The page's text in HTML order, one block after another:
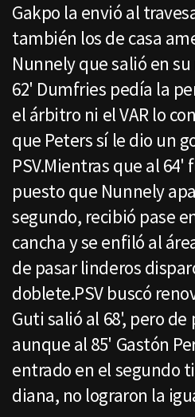
Gakpo la envió al
también los de casa
Nunnely que salió en
62' Dumfries pedía la
el árbitro ni el VAR lo
que Peters sí le dio un
PSV.Mientras que al 64'
puesto que Nunnely
segundo, recibió pase
cancha y se enfiló al
de pasar linderos
doblete.PSV buscó
Guti salió al 68', pero
aunque al 85' Gastón
entrado en el segundo
diana, no lograron la